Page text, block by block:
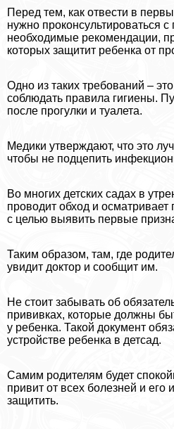
Перед тем, как отвести в
нужно проконсультироваться
необходимые рекомендации,
которых защитит ребенка от
Одно из таких требований –
соблюдать правила гигиены.
после прогулки и туалета.
Медики утверждают, что это
чтобы не подцепить
Во многих детских садах в
проводит обход и осматривает
с целью выявить первые
Таким образом, там, где
увидит доктор и сообщит им.
Не стоит забывать об
прививках, которые должны
у ребенка. Такой документ
устройстве ребенка в детсад.
Самим родителям будет
привит от всех болезней и его
защитить.